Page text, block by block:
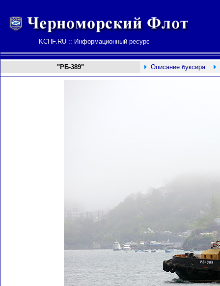
KCHF.RU :: Информационный ресурс
"РБ-389" Описание буксира